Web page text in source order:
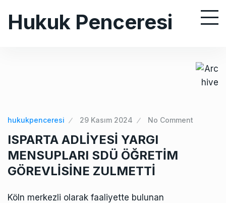
Hukuk Penceresi
hukukpenceresi 29 Kasım 2024 No Comment
ISPARTA ADLİYESİ YARGI
MENSUPLARI SDÜ ÖĞRETİM
GÖREVLİSİNE ZULMETTİ
Köln merkezli olarak faaliyette bulunan